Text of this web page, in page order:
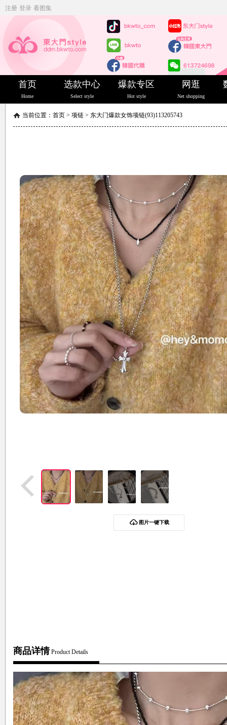
注册 登录 看图集
首页
Home
选款中心
Select style
爆款专区
Hot style
网逛
Net shopping
当前位置： 首页 > 项链 > 东大门爆款女饰项链(93)113205743
图片一键下载
商品详情 Product Details